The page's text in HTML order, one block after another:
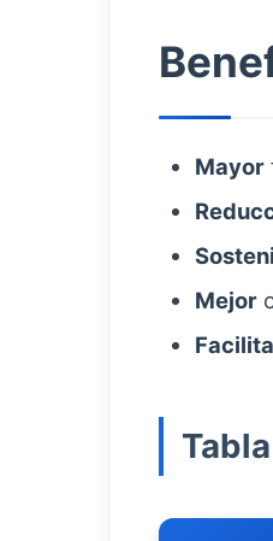
Mayor
Mejor